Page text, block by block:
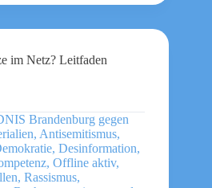
im Netz? Leitfaden
Brandenburg gegen
, Antisemitismus,
, Desinformation,
, Offline aktiv,
, Rassismus,